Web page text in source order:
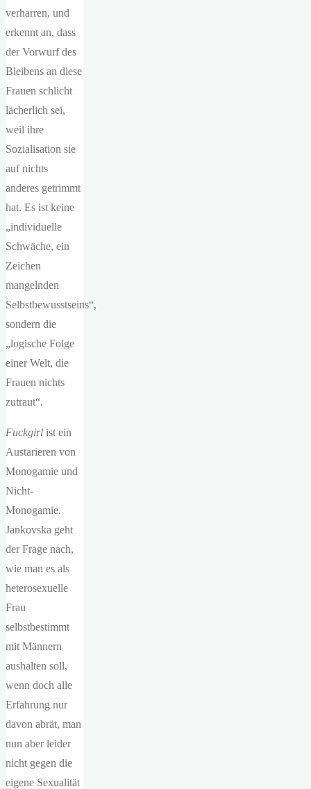
verharren, und
erkennt an, dass
der Vorwurf des
Bleibens an diese
Frauen schlicht
lächerlich sei,
weil ihre
Sozialisation sie
auf nichts
anderes getrimmt
hat. Es ist keine
„individuelle
Schwäche, ein
Zeichen
mangelnden
Selbstbewusstseins“,
sondern die
„logische Folge
einer Welt, die
Frauen nichts
zutraut“.
Fuckgirl ist ein
Austarieren von
Monogamie und
Nicht-
Monogamie.
Jankovska geht
der Frage nach,
wie man es als
heterosexuelle
Frau
selbstbestimmt
mit Männern
aushalten soll,
wenn doch alle
Erfahrung nur
davon abrät, man
nun aber leider
nicht gegen die
eigene Sexualität